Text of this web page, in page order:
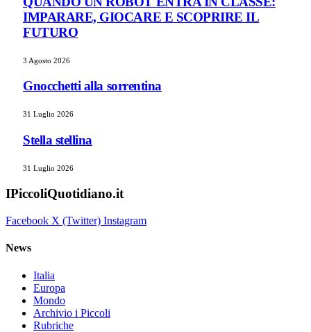
IMPARARE, GIOCARE E SCOPRIRE IL
FUTURO
3 Agosto 2026
Gnocchetti alla sorrentina
31 Luglio 2026
Stella stellina
31 Luglio 2026
IPiccoliQuotidiano.it
Facebook X (Twitter) Instagram
News
Italia
Europa
Mondo
Archivio i Piccoli
Rubriche